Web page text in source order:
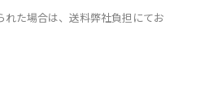
た場合は、送料弊社負担にてお